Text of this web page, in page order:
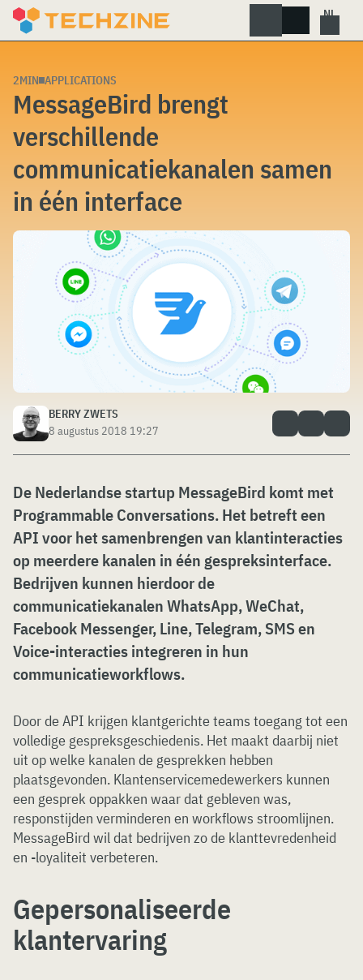
Skip
2MIN APPLICATIONS
MessageBird brengt
verschillende
communicatiekanalen samen
in één interface
BERRY ZWETS
8 augustus 2018 19:27
De Nederlandse startup MessageBird komt met
Programmable Conversations. Het betreft een
API voor het samenbrengen van klantinteracties
op meerdere kanalen in één gespreksinterface.
Bedrijven kunnen hierdoor de
communicatiekanalen WhatsApp, WeChat,
Facebook Messenger, Line, Telegram, SMS en
Voice-interacties integreren in hun
communicatieworkflows.
Door de API krijgen klantgerichte teams toegang tot een
volledige gespreksgeschiedenis. Het maakt daarbij niet
uit op welke kanalen de gesprekken hebben
plaatsgevonden. Klantenservicemedewerkers kunnen
een gesprek oppakken waar dat gebleven was,
responstijden verminderen en workflows stroomlijnen.
MessageBird wil dat bedrijven zo de klanttevredenheid
en -loyaliteit verbeteren.
Gepersonaliseerde
klantervaring